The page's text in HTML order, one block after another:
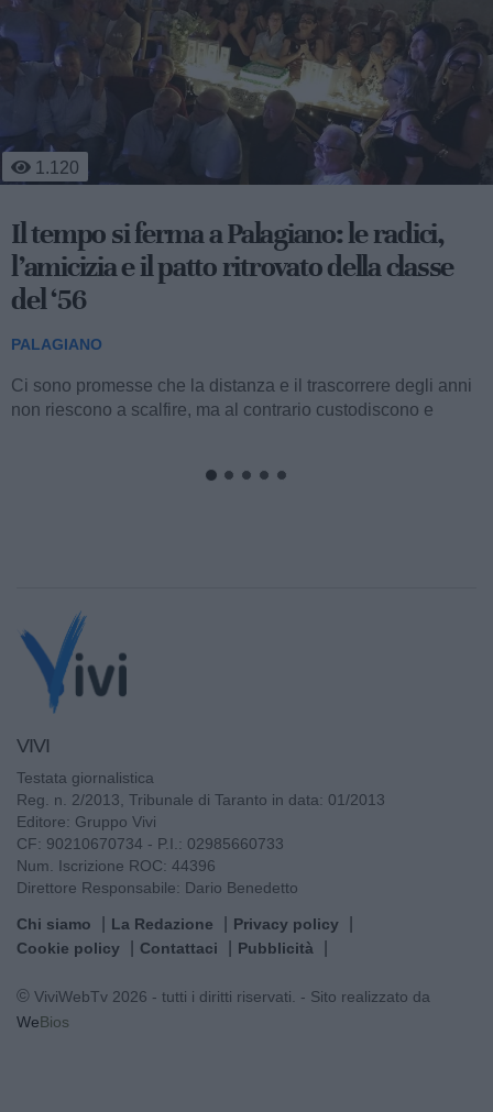
456
Mobilità sostenibile e sviluppo
territoriale: al via la fase operativa di
"Appia Bike Tour"
PALAGIANO
Nella mattinata di ieri, l’aula consiliare del Comune di
Palagiano ha ospitato la presentazione della fase operativa
VIVI
Testata giornalistica
Reg. n. 2/2013, Tribunale di Taranto in data: 01/2013
Editore: Gruppo Vivi
CF: 90210670734 - P.I.: 02985660733
Num. Iscrizione ROC: 44396
Direttore Responsabile: Dario Benedetto
Chi siamo La Redazione
Privacy policy
Cookie policy
Contattaci Pubblicità
© ViviWebTv 2026 - tutti i diritti riservati. - Sito realizzato da
WeBios